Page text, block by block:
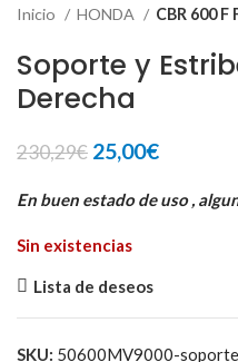
Inicio HONDA CBR 600 F
Soporte y
Derecha
230,29€ El
original
230,29€.
25,00€El
actual
En buen estado de uso ,
Sin existencias
Lista de deseos
SKU: 50600MV9000-